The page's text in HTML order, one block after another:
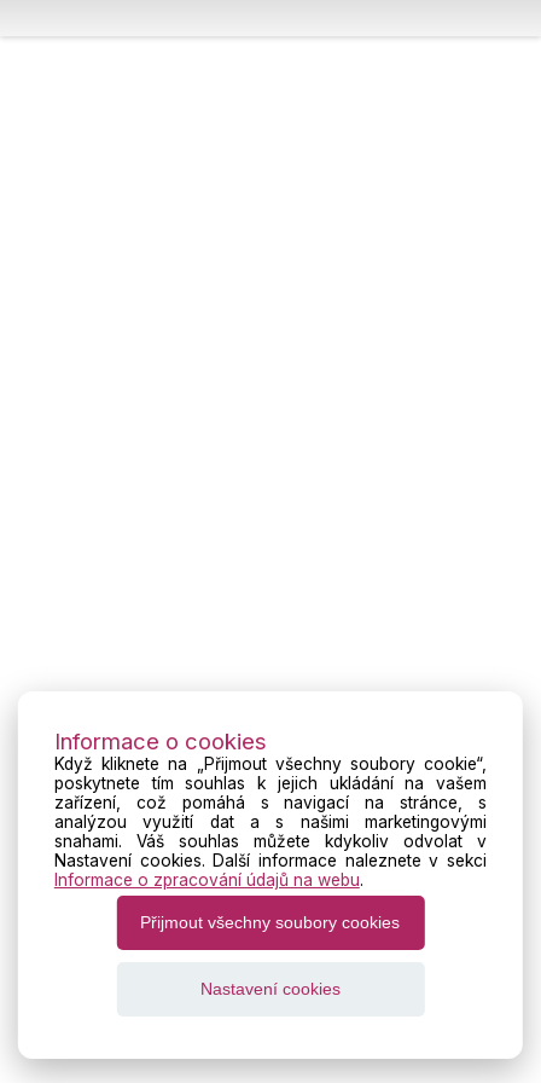
Informace o cookies
Když kliknete na „Přijmout všechny soubory cookie“,
poskytnete tím souhlas k jejich ukládání na vašem
zařízení, což pomáhá s navigací na stránce, s
analýzou využití dat a s našimi marketingovými
snahami. Váš souhlas můžete kdykoliv odvolat v
Nastavení cookies. Další informace naleznete v sekci
Informace o zpracování údajů na webu.
Přijmout všechny soubory cookies
Nastavení cookies